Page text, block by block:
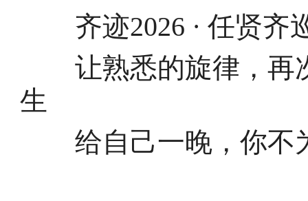
齐迹2026 · 任贤齐
让熟悉的旋律，再
生
给自己一晚，你不